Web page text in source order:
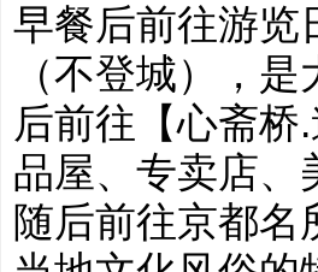
早餐后前往游览
（不登城），
后前往【心斋
品屋、专卖店、
随后前往京都